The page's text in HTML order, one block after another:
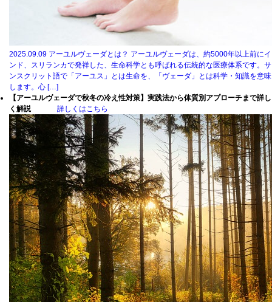
2025.09.09 アーユルヴェーダとは？ アーユルヴェーダは、約5000年以上前にイ
ンド、スリランカで発祥した、生命科学とも呼ばれる伝統的な医療体系です。サ
ンスクリット語で「アーユス」とは生命を、「ヴェーダ」とは科学・知識を意味
します。心 […]
【アーユルヴェーダで秋冬の冷え性対策】実践法から体質別アプローチまで詳し
く解説
詳しくはこちら